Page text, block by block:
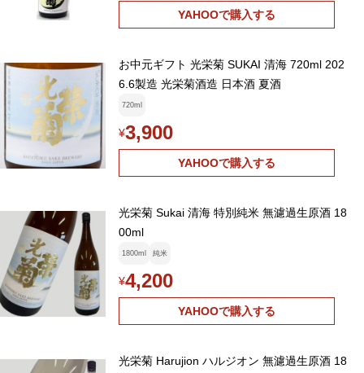
YAHOOで購入する
お中元ギフト 光栄菊 SUKAI 清海 720ml 202
6.6製造 光栄菊酒造 日本酒 夏酒
720ml
¥3,900
YAHOOで購入する
光栄菊 Sukai 清海 特別純米 無濾過生原酒 18
00ml
1800ml 純米
¥4,200
YAHOOで購入する
光栄菊 Harujion ハルジオン 無濾過生原酒 18